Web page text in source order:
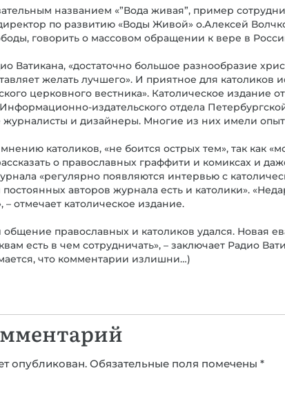
названием «”Вода живая”, пример
по развитию «Воды Живой» о.Алексей
говорить о массовом обращении к вере в
Ватикана, «достаточно большое разнообразие
желать лучшего». И приятное для
церковного вестника». Католическое издание
издательского отдела
и дизайнеры. Многие из них имели
католиков, «не боится острых тем», так как
о православных граффити и комиксах и
«регулярно появляются интервью с
постоянных авторов журнала есть и католики».
– отмечает католическое издание.
православных и католиков удался. Новая
есть в чем сотрудничать», – заключает Радио
что комментарии излишни…)
опубликован. Обязательные поля помечены *